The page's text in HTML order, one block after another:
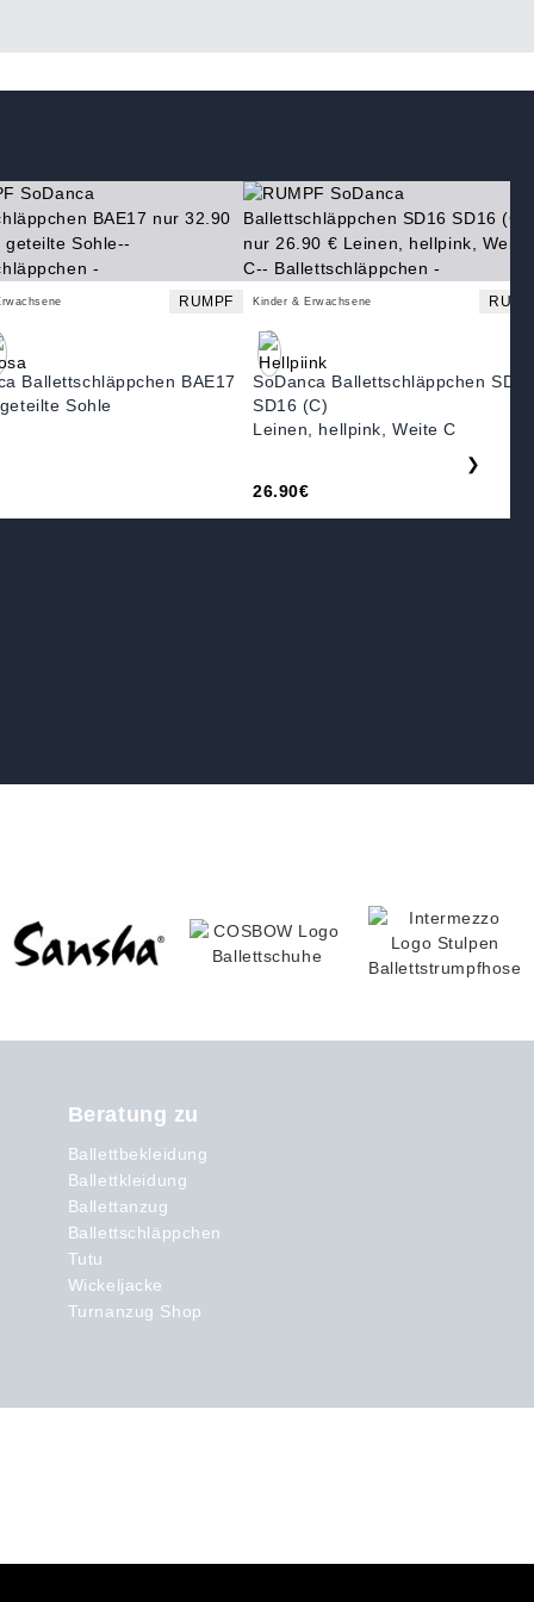
RUMPF
Ballettschläppchen BAE17
Sohle
Kinder & Erwachsene
SoDanca Ballettschläppchen
SD16 (C)
Leinen, hellpink, Weite C
26.90€
❯
Beratung zu
Ballettbekleidung
Ballettkleidung
Ballettanzug
Ballettschläppchen
Tutu
Wickeljacke
Turnanzug Shop